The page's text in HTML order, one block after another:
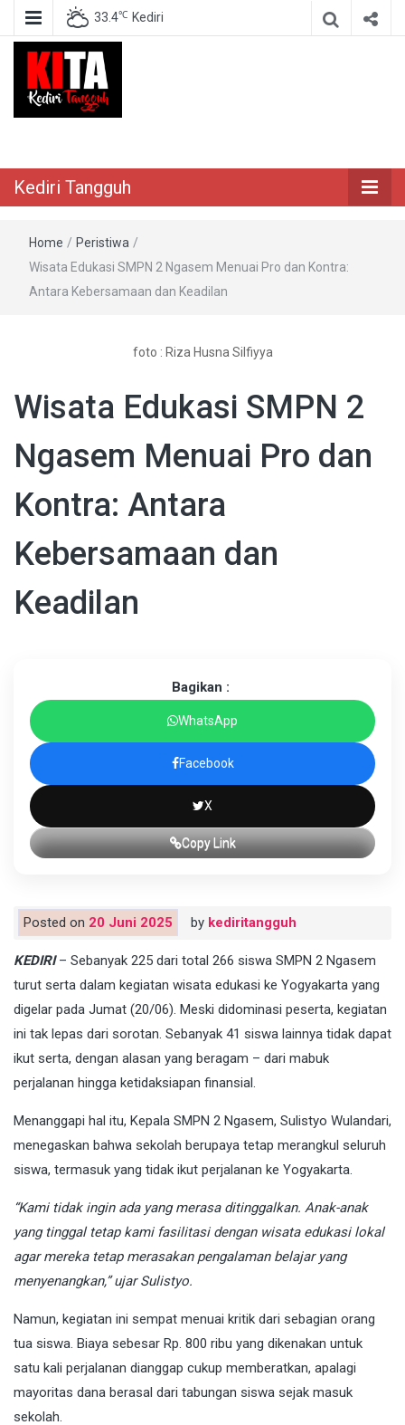
33.4℃ Kediri
Kediri Tangguh
Home / Peristiwa /
Wisata Edukasi SMPN 2 Ngasem Menuai Pro dan Kontra:
Antara Kebersamaan dan Keadilan
foto : Riza Husna Silfiyya
Wisata Edukasi SMPN 2
Ngasem Menuai Pro dan
Kontra: Antara
Kebersamaan dan
Keadilan
Bagikan :
WhatsApp
Facebook
X
Copy Link
Posted on 20 Juni 2025 by kediritangguh
KEDIRI– Sebanyak 225 dari total 266 siswa SMPN 2 Ngasem
turut serta dalam kegiatan wisata edukasi ke Yogyakarta yang
digelar pada Jumat (20/06). Meski didominasi peserta, kegiatan
ini tak lepas dari sorotan. Sebanyak 41 siswa lainnya tidak dapat
ikut serta, dengan alasan yang beragam – dari mabuk
perjalanan hingga ketidaksiapan finansial.
Menanggapi hal itu, Kepala SMPN 2 Ngasem, Sulistyo Wulandari,
menegaskan bahwa sekolah berupaya tetap merangkul seluruh
siswa, termasuk yang tidak ikut perjalanan ke Yogyakarta.
“Kami tidak ingin ada yang merasa ditinggalkan. Anak-anak
yang tinggal tetap kami fasilitasi dengan wisata edukasi lokal
agar mereka tetap merasakan pengalaman belajar yang
menyenangkan,” ujar Sulistyo.
Namun, kegiatan ini sempat menuai kritik dari sebagian orang
tua siswa. Biaya sebesar Rp. 800 ribu yang dikenakan untuk
satu kali perjalanan dianggap cukup memberatkan, apalagi
mayoritas dana berasal dari tabungan siswa sejak masuk
sekolah.